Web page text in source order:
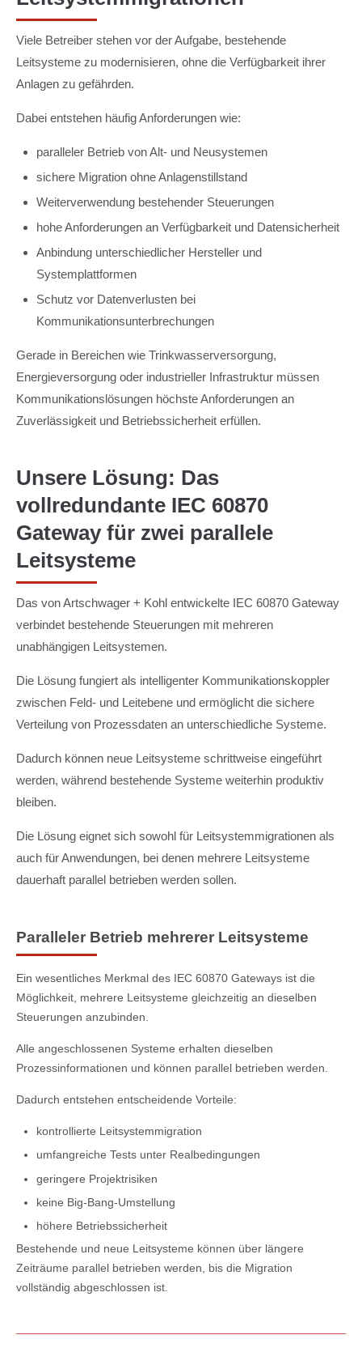
Viele Betreiber stehen vor der Aufgabe, bestehende
Leitsysteme zu modernisieren, ohne die Verfügbarkeit ihrer
Anlagen zu gefährden.
Dabei entstehen häufig Anforderungen wie:
paralleler Betrieb von Alt- und Neusystemen
sichere Migration ohne Anlagenstillstand
Weiterverwendung bestehender Steuerungen
hohe Anforderungen an Verfügbarkeit und Datensicherheit
Anbindung unterschiedlicher Hersteller und
Systemplattformen
Schutz vor Datenverlusten bei
Kommunikationsunterbrechungen
Gerade in Bereichen wie Trinkwasserversorgung,
Energieversorgung oder industrieller Infrastruktur müssen
Kommunikationslösungen höchste Anforderungen an
Zuverlässigkeit und Betriebssicherheit erfüllen.
Unsere Lösung: Das
vollredundante IEC 60870
Gateway für zwei parallele
Leitsysteme
Das von Artschwager + Kohl entwickelte IEC 60870 Gateway
verbindet bestehende Steuerungen mit mehreren
unabhängigen Leitsystemen.
Die Lösung fungiert als intelligenter Kommunikationskoppler
zwischen Feld- und Leitebene und ermöglicht die sichere
Verteilung von Prozessdaten an unterschiedliche Systeme.
Dadurch können neue Leitsysteme schrittweise eingeführt
werden, während bestehende Systeme weiterhin produktiv
bleiben.
Die Lösung eignet sich sowohl für Leitsystemmigrationen als
auch für Anwendungen, bei denen mehrere Leitsysteme
dauerhaft parallel betrieben werden sollen.
Paralleler Betrieb mehrerer Leitsysteme
Ein wesentliches Merkmal des IEC 60870 Gateways ist die
Möglichkeit, mehrere Leitsysteme gleichzeitig an dieselben
Steuerungen anzubinden.
Alle angeschlossenen Systeme erhalten dieselben
Prozessinformationen und können parallel betrieben werden.
Dadurch entstehen entscheidende Vorteile:
kontrollierte Leitsystemmigration
umfangreiche Tests unter Realbedingungen
geringere Projektrisiken
keine Big-Bang-Umstellung
höhere Betriebssicherheit
Bestehende und neue Leitsysteme können über längere
Zeiträume parallel betrieben werden, bis die Migration
vollständig abgeschlossen ist.